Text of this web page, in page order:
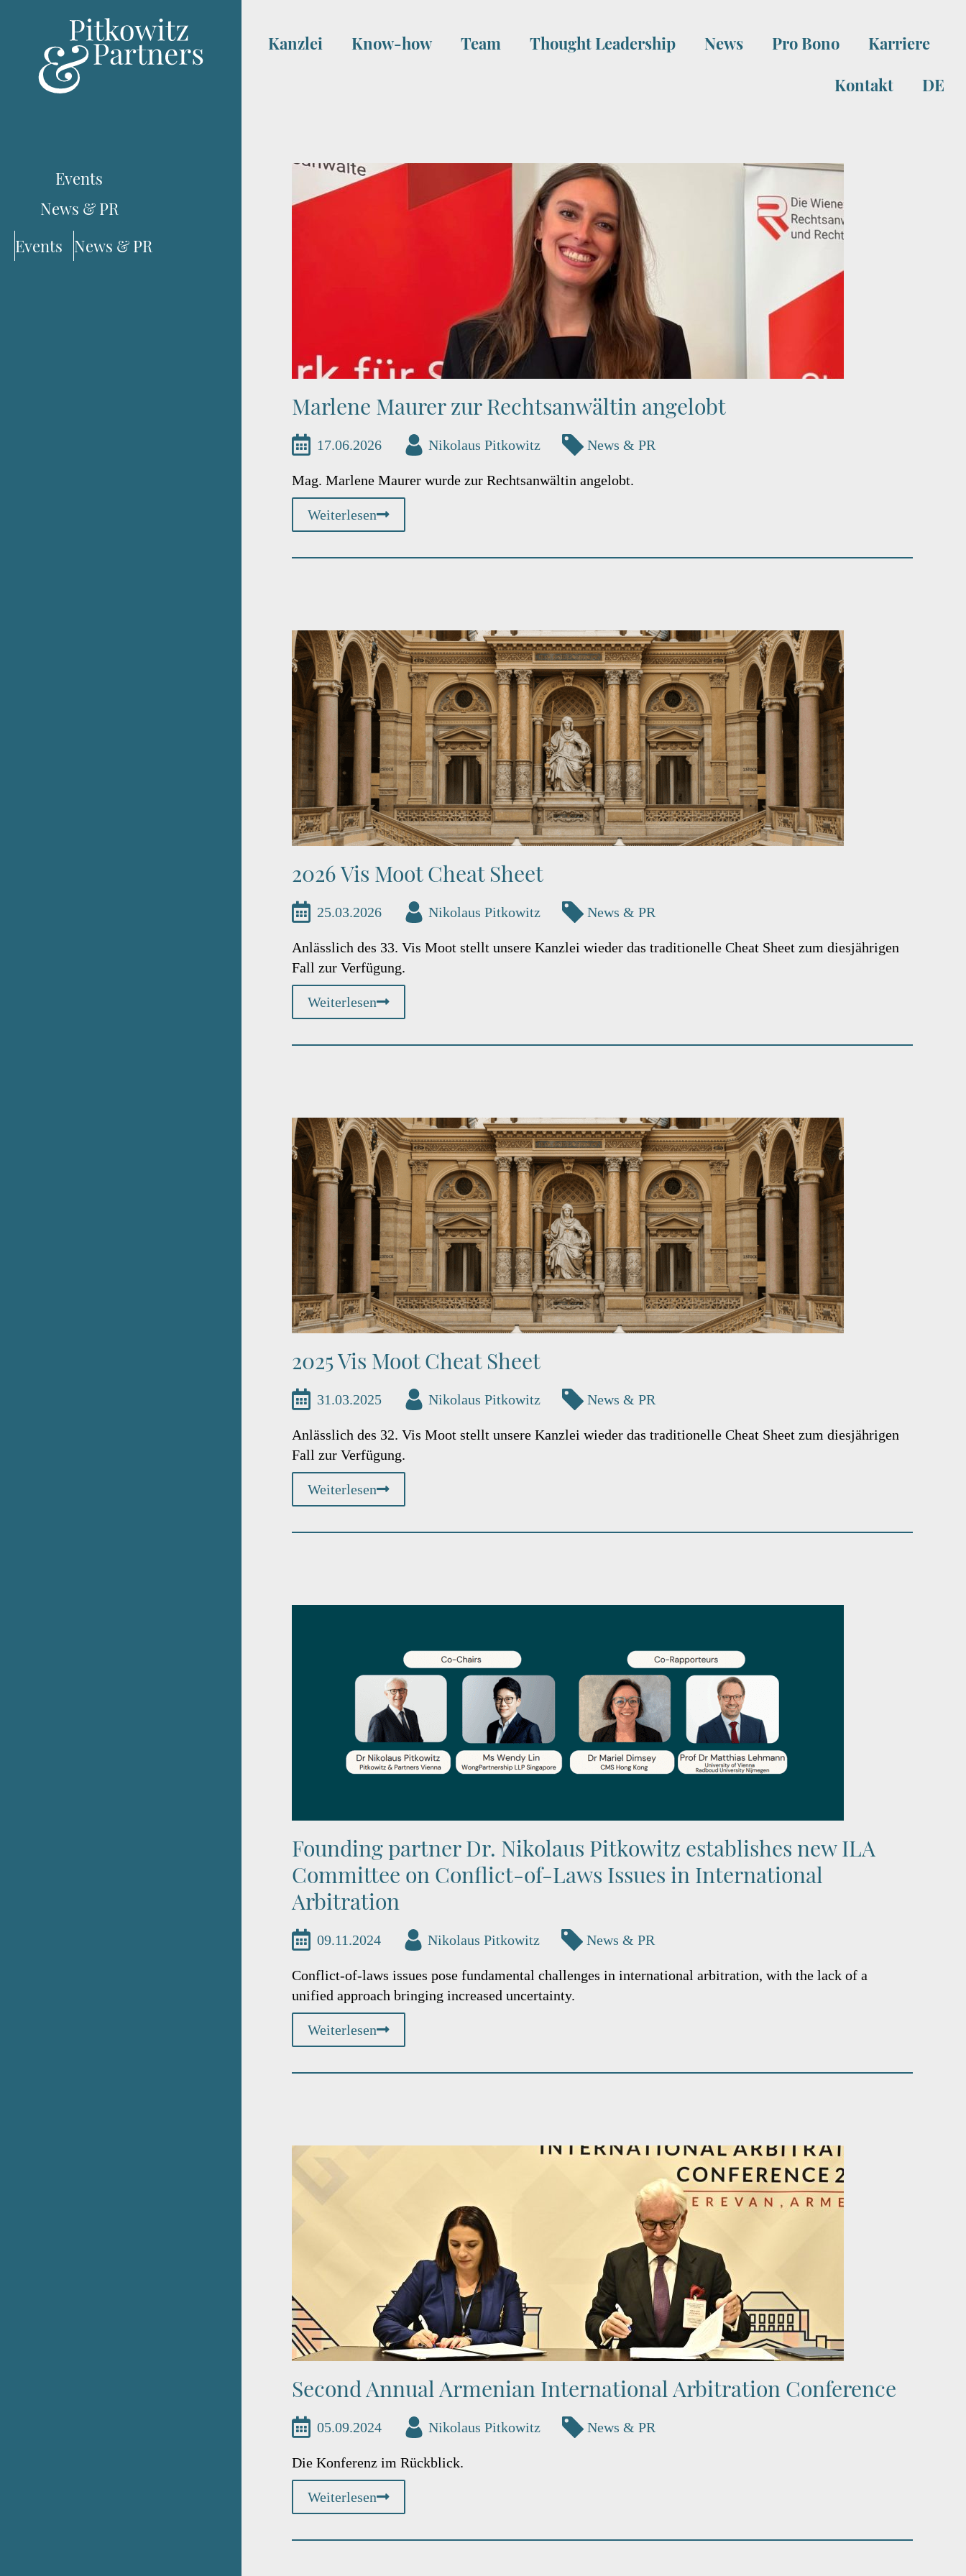
Kanzlei Know-how Team Thought Leadership News Pro Bono
Karriere
Kontakt
DE
Events
News & PR
Events News & PR
Marlene Maurer zur Rechtsanwältin angelobt
17.06.2026 Nikolaus Pitkowitz News & PR
Mag. Marlene Maurer wurde zur Rechtsanwältin angelobt.
Weiterlesen
2026 Vis Moot Cheat Sheet
25.03.2026 Nikolaus Pitkowitz News & PR
Anlässlich des 33. Vis Moot stellt unsere Kanzlei wieder das traditionelle Cheat Sheet zum diesjährigen
Fall zur Verfügung.
Weiterlesen
2025 Vis Moot Cheat Sheet
31.03.2025 Nikolaus Pitkowitz News & PR
Anlässlich des 32. Vis Moot stellt unsere Kanzlei wieder das traditionelle Cheat Sheet zum diesjährigen
Fall zur Verfügung.
Weiterlesen
Founding partner Dr. Nikolaus Pitkowitz establishes new ILA
Committee on Conflict-of-Laws Issues in International
Arbitration
09.11.2024 Nikolaus Pitkowitz News & PR
Conflict-of-laws issues pose fundamental challenges in international arbitration, with the lack of a
unified approach bringing increased uncertainty.
Weiterlesen
Second Annual Armenian International Arbitration Conference
05.09.2024 Nikolaus Pitkowitz News & PR
Die Konferenz im Rückblick.
Weiterlesen